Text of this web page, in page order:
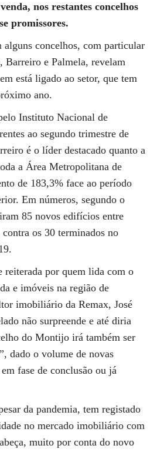
nos restantes concelhos
promissores.
alguns concelhos, com particular
e Palmela, revelam
está ligado ao setor, que tem
ano.
Instituto Nacional de
ao segundo trimestre de
é o líder destacado quanto a
a Área Metropolitana de
de 183,3% face ao período
Em números, segundo o
85 novos edifícios entre
os 30 terminados no
reiterada por quem lida com o
e imóveis na região de
imobiliário da Remax, José
não surpreende e até diria
do Montijo irá também ser
dado o volume de novas
fase de conclusão ou já
da pandemia, tem registado
no mercado imobiliário com
muito por conta do novo